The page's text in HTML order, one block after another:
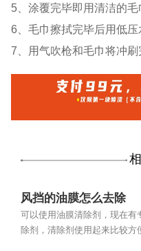
5、涂覆完毕即用清洁的毛
6、毛巾擦拭完毕后用低压
7、用气吹枪和毛巾将冲刷
风挡的油膜怎么去除
可以使用油膜清除剂，现在有
除剂，清除剂使用起来比较方